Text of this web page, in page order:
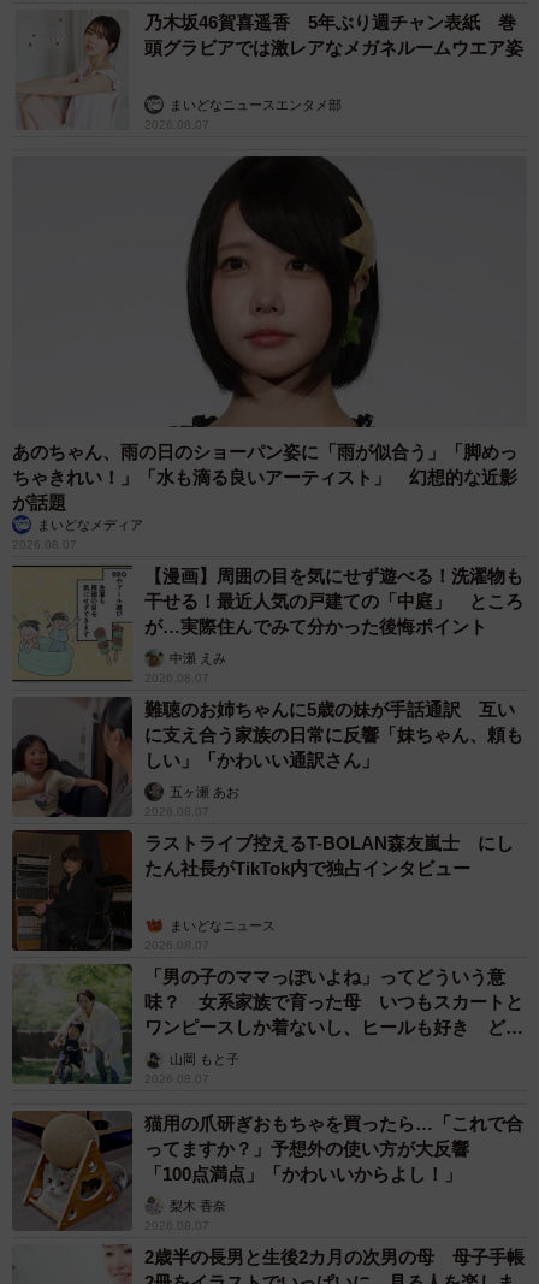
また、ミスマッチが起こると仕事へのモチベーションが低
下し、早期離職につながりかねません。それを防ぐために
も、業界・企業研究を行いましょう。
業界や企業の情報は、ホームページや口コミサイト、就職
四季報などから得ることが可能です。また、多種多様な企
業が集結する転職イベントに参加し、担当者に直接質問し
て情報を集める方法もあります。
Ｒｅ就活では、合同企業セミナー型「転職博」や、Webセ
ミナー型「Ｒｅ就活TV」などさまざまな転職イベントを開
催しています。開催スケジュールはこちらからご確認くだ
〈転職イベントの詳細はこちら〉
＜企業側が採用時に重視する能力を知る＞
転職を有利に進めるためには、企業にしっかりと自分をア
ピールする必要があります。
効果的にアピールするには、企業側が採用時に重視する能
力を把握することが大切です。企業が重視する要素に合わ
せて自分を的確にアピールすることで、採用される可能性
を大幅に高められます。
厚生労働省の「
によると、企業は高卒者を採用する際に次のような能力を
重視していることがわかっています。
・コミュニケーション能力
・基礎学力
・責任感
・積極性・外交性
・ビジネスマナー
同僚や上司と円滑に仕事を進めていくためには、コミュニ
ケーション能力が欠かせません。与えられた仕事を最後ま
乃木坂46賀喜遥香 5年ぶり週チャン表紙 巻
頭グラビアでは激レアなメガネルームウエア姿
まいどなニュースエンタメ部
2026.08.07
あのちゃん、雨の日のショーパン姿に「雨が似合う」「脚めっ
ちゃきれい！」「水も滴る良いアーティスト」 幻想的な近影
が話題
まいどなメディア
2026.08.07
【漫画】周囲の目を気にせず遊べる！洗濯物も
干せる！最近人気の戸建ての「中庭」 ところ
が…実際住んでみて分かった後悔ポイント
中瀬 えみ
2026.08.07
難聴のお姉ちゃんに5歳の妹が手話通訳 互い
に支え合う家族の日常に反響「妹ちゃん、頼も
しい」「かわいい通訳さん」
五ヶ瀬 あお
2026.08.07
ラストライブ控えるT-BOLAN森友嵐士 にし
たん社長がTikTok内で独占インタビュー
まいどなニュース
2026.08.07
「男の子のママっぽいよね」ってどういう意
味？ 女系家族で育った母 いつもスカートと
ワンピースしか着ないし、ヒールも好き どの
へんが…
山岡 もと子
2026.08.07
猫用の爪研ぎおもちゃを買ったら…「これで合
ってますか？」予想外の使い方が大反響
「100点満点」「かわいいからよし！」
梨木 香奈
2026.08.07
2歳半の長男と生後2カ月の次男の母 母子手帳